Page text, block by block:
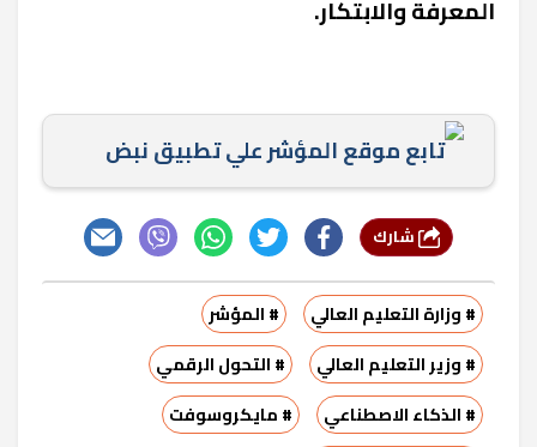
المعرفة والابتكار.
تابع موقع المؤشر علي تطبيق نبض
# وزارة التعليم العالي
# المؤشر
# وزير التعليم العالي
# التحول الرقمي
# الذكاء الاصطناعي
# مايكروسوفت